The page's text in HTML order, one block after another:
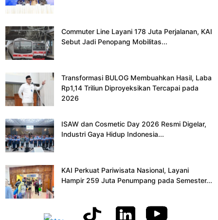
Commuter Line Layani 178 Juta Perjalanan, KAI
Sebut Jadi Penopang Mobilitas...
Transformasi BULOG Membuahkan Hasil, Laba
Rp1,14 Triliun Diproyeksikan Tercapai pada
2026
ISAW dan Cosmetic Day 2026 Resmi Digelar,
Industri Gaya Hidup Indonesia...
KAI Perkuat Pariwisata Nasional, Layani
Hampir 259 Juta Penumpang pada Semester...